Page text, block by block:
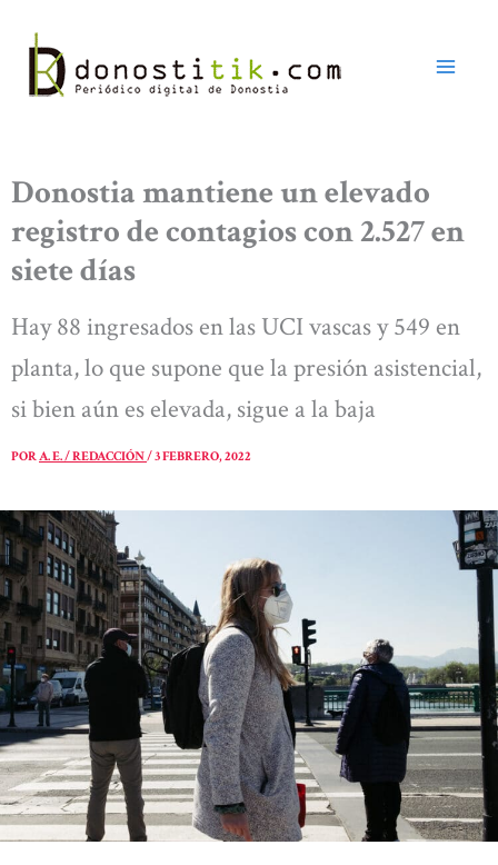
contenido
Donostia mantiene un elevado
registro de contagios con 2.527 en
siete días
Hay 88 ingresados en las UCI vascas y 549 en
planta, lo que supone que la presión asistencial,
si bien aún es elevada, sigue a la baja
PORA. E. / REDACCIÓN/3 FEBRERO, 2022